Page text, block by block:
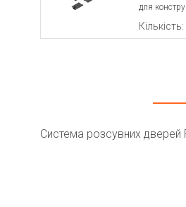
для
Кількість:
Система розсувних